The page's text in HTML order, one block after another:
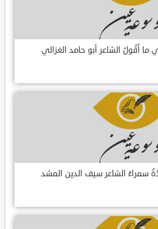
أَقُولُ الشاعر أبو حامد الغزالي
الشاعر سيف الدين المشد